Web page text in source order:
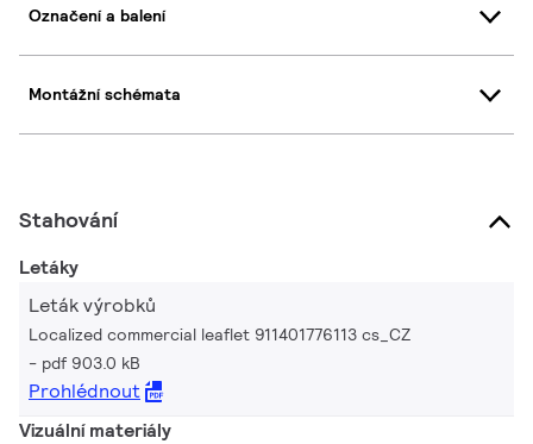
Označení a balení
Montážní schémata
Stahování
Letáky
Leták výrobků
Localized commercial leaflet 911401776113 cs_CZ
pdf 903.0 kB
Prohlédnout
Vizuální materiály